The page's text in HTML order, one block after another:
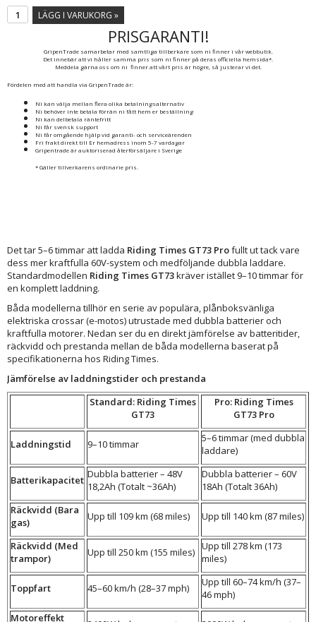
LÄGG I VARUKORG »
PRISGARANTI!
GripenTrade samarbetar med samtliga tillberkare som ni finner i vår webbutik.
Det innebär att vi håller samma pris som ni finner på deras officiella hemsida*.
Meddela gärna oss om ni finner att vårt pris är högre, så justerar vi det.
Fördelen med att handla via GripenTrade är:
Ni kan välja mellan flera olika betalningsalternativ
Ni behöver inte betala förrän ni fått hem er beställning
Ni kan delbetala räntefritt
Ni får svensk support
Ni får omgående hjälp vid garanti- och serviceärenden
Fri frakt direkt till Er hemadress inom 5-7 vardagar
Gripentrade är auktoriserad återförsäljare i Sverige
* Gäller tillverkarens ordinarie pris.
Det tar 5–6 timmar att ladda Riding Times GT73 Profullt ut tack vare
dess mer kraftfulla 60V-system och medföljande dubbla laddare.
Standardmodellen Riding Times GT73kräver istället 9–10 timmar för
en komplett laddning.
Båda modellerna tillhör en serie av populära, plånboksvänliga
elektriska crossar (e-motos) utrustade med dubbla batterier och
kraftfulla motorer. Nedan ser du en direkt jämförelse av batteritider,
räckvidd och prestanda mellan de båda modellerna baserat på
specifikationerna hos Riding Times.
Jämförelse av laddningstider och prestanda
Standard: Riding Times
GT73
Pro: Riding Times
GT73 Pro
Laddningstid 9–10 timmar
5–6 timmar (med dubbla
laddare)
Batterikapacitet Dubbla batterier – 48V
18,2Ah (Totalt ~36Ah)
Dubbla batterier – 60V
18Ah (Totalt 36Ah)
Räckvidd (Bara
gas)
Upp till 109 km (68 miles) Upp till 140 km (87 miles)
Räckvidd (Med
trampor)
Upp till 250 km (155 miles) Upp till 278 km (173
miles)
Toppfart 45–60 km/h (28–37 mph)
Upp till 60–74 km/h (37–
46 mph)
Motoreffekt